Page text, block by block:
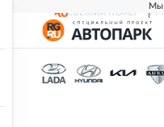
Мы
СВЕЖИЙ НОМЕР